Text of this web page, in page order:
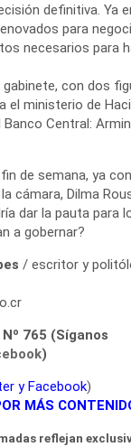
definitiva. Ya
para
necesarios para
gabinete, con dos
el ministerio de
Central:
de semana, ya
cámara, Dilma
dar la pauta para
a gobernar?
/ escritor y
Nº 765 (Síganos
)
yFacebook)
MÁS
reflejan